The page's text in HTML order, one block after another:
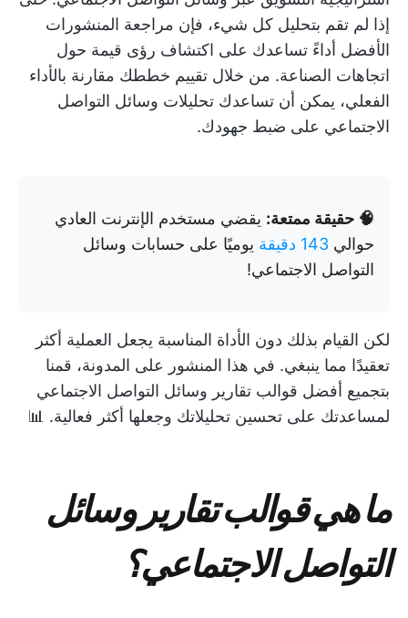
إذا لم تقم بتحليل كل شيء، فإن مراجعة المنشورات
الأفضل أداءً تساعدك على اكتشاف رؤى قيمة حول
اتجاهات الصناعة. من خلال تقييم خططك مقارنة بالأداء
الفعلي، يمكن أن تساعدك تحليلات وسائل التواصل
الاجتماعي على ضبط جهودك.
🧠 حقيقة ممتعة: يقضي مستخدم الإنترنت العادي
حوالي 143 دقيقة
يوميًا على حسابات وسائل
التواصل الاجتماعي!
لكن القيام بذلك دون الأداة المناسبة يجعل العملية أكثر
تعقيدًا مما ينبغي. في هذا المنشور على المدونة، قمنا
بتجميع أفضل قوالب تقارير وسائل التواصل الاجتماعي
لمساعدتك على تحسين تحليلاتك وجعلها أكثر فعالية. 📊
ما هي قوالب تقارير وسائل
التواصل الاجتماعي؟